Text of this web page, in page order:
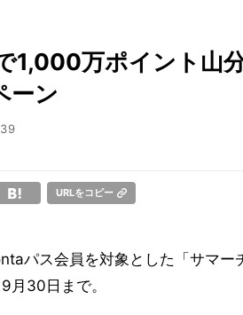
1,000万ポイント山
ーン
URLをコピー
パス会員を対象とした「サマ
月30日まで。